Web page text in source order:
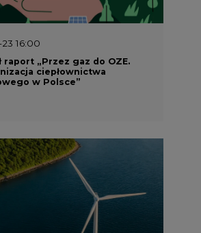
raport „Przez gaz do OZE.
ciepłownictwa
w Polsce”
energetyki w
2040 roku – sprawdzamy